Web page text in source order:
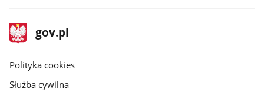
stopka
gov.pl
Strona
gov.pl
gov.pl
Polityka cookies
Służba cywilna